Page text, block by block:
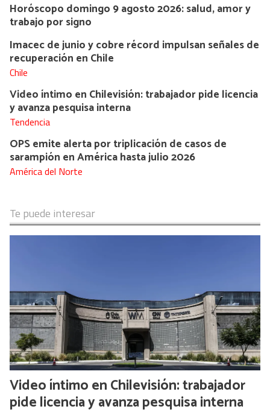
Horóscopo domingo 9 agosto 2026: salud, amor y
trabajo por signo
Imacec de junio y cobre récord impulsan señales de
recuperación en Chile
Chile
Video íntimo en Chilevisión: trabajador pide licencia
y avanza pesquisa interna
Tendencia
OPS emite alerta por triplicación de casos de
sarampión en América hasta julio 2026
América del Norte
Te puede interesar
Video íntimo en Chilevisión: trabajador
pide licencia y avanza pesquisa interna